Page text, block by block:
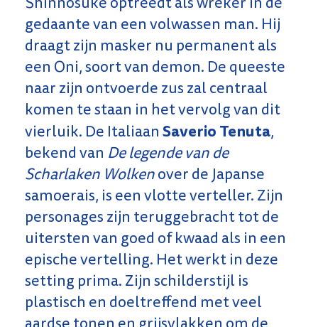
gedaante van een volwassen man. Hij
draagt zijn masker nu permanent als
een Oni, soort van demon. De queeste
naar zijn ontvoerde zus zal centraal
komen te staan in het vervolg van dit
vierluik. De Italiaan Saverio Tenuta,
bekend van De legende van de
Scharlaken Wolkenover de Japanse
samoerais, is een vlotte verteller. Zijn
personages zijn teruggebracht tot de
uitersten van goed of kwaad als in een
epische vertelling. Het werkt in deze
setting prima. Zijn schilderstijl is
plastisch en doeltreffend met veel